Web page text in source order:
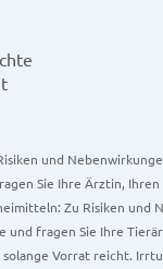
und
Sie Ihre Ärztin,
Zu Risiken und
und fragen Sie Ihre
Vorrat reicht.